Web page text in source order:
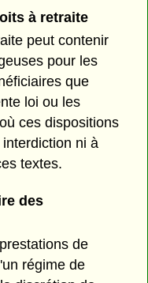
à retraite
peut contenir
pour les
que
loi ou les
ces dispositions
ni à
textes.
des
de
régime de